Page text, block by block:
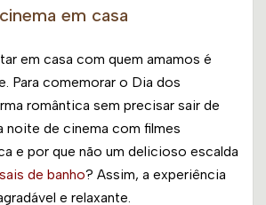
em casa
em casa com quem amamos é
Para comemorar o Dia dos
romântica sem precisar sair de
noite de cinema com filmes
e por que não um delicioso escalda
sais de banho? Assim, a experiência
e relaxante.